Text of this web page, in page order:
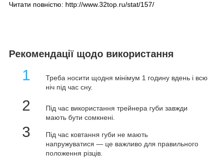
Читати повністю: http://www.32top.ru/stat/157/
Рекомендації щодо використання
1
Треба носити щодня мінімум 1 годину вдень і всю
ніч під час сну.
2
Під час використання трейнера губи завжди
мають бути сомкнені.
3
Під час ковтання губи не мають
напружуватися — це важливо для правильного
положення різців.